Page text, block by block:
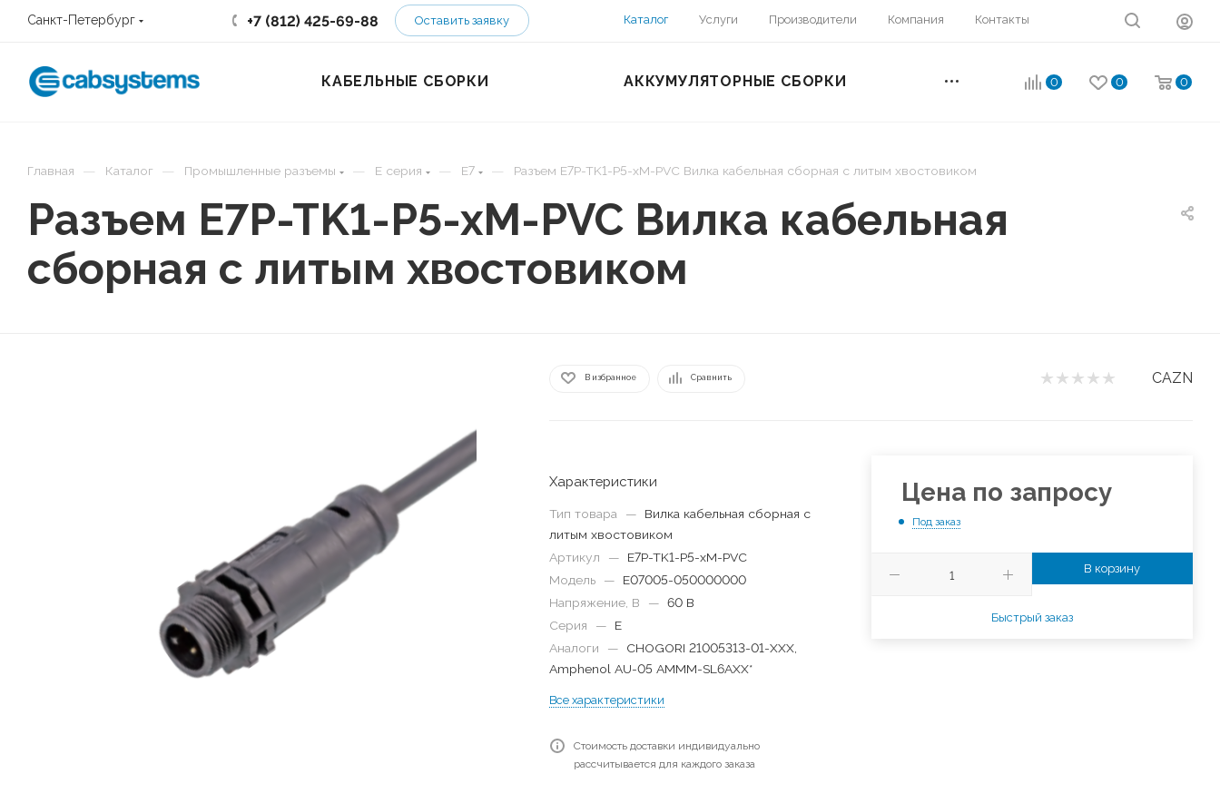
Санкт-Петербург +7 (812) 425-69-88 Оставить заявку Каталог Услуги Производители Компания Контакты
0 0 0
КАБЕЛЬНЫЕ СБОРКИ АККУМУЛЯТОРНЫЕ СБОРКИ
Главная — Каталог — Промышленные разъемы — E серия — E7 — Разъем E7P-TK1-P5-xM-PVC Вилка кабельная сборная с литым хвостовиком
Разъем E7P-TK1-P5-xM-PVC Вилка кабельная
сборная с литым хвостовиком
В избранное Сравнить CAZN
Характеристики
Тип товара —
Вилка кабельная сборная с
литым хвостовиком
Артикул
—
E7P-TK1-P5-xM-PVC
Модель
—
E07005-050000000
Напряжение, В
— 60 В
Серия
—
E
Аналоги
—
CHOGORI 21005313-01-XXX,
Amphenol AU-05 AMMM-SL6AXX*
Все характеристики
Стоимость доставки индивидуально
рассчитывается для каждого заказа
Цена по запросу
Под заказ
В корзину
Быстрый заказ